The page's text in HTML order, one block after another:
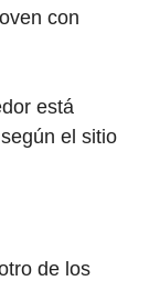
con
está
el sitio
de los